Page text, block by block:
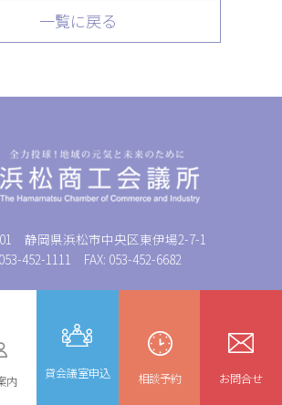
一覧に戻る
静岡県浜松市中央区東伊場2-7-1
452-1111 FAX: 053-452-6682
© 浜松商工会議所
内 貸会議室申込 相談予約 お問合せ